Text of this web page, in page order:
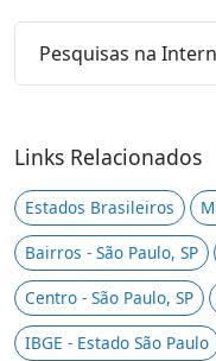
Pesquisas na
Links Relacionados
Estados Brasileiros
Bairros - São Paulo, SP
Centro - São Paulo, SP
IBGE - Estado São Paulo